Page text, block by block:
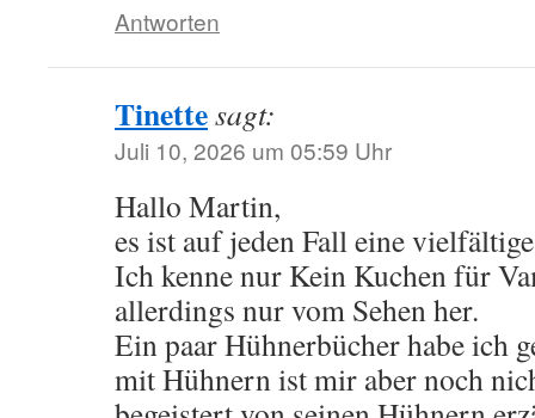
Antworten
Tinettesagt:
Juli 10, 2026 um 05:59 Uhr
Hallo Martin,
es ist auf jeden Fall eine
Ich kenne nur Kein Kuchen für
allerdings nur vom Sehen her.
Ein paar Hühnerbücher habe ich
mit Hühnern ist mir aber noch